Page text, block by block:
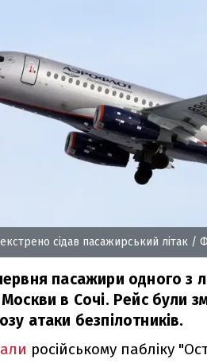
екстрено сідав пасажирський літак /
пасажири одного з
в Сочі. Рейс були
атаки безпілотників.
російському пабліку